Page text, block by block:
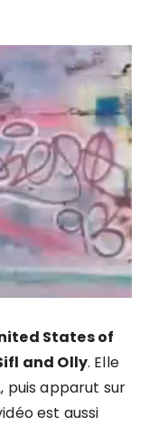
States of
and Olly. Elle
puis apparut sur
est aussi